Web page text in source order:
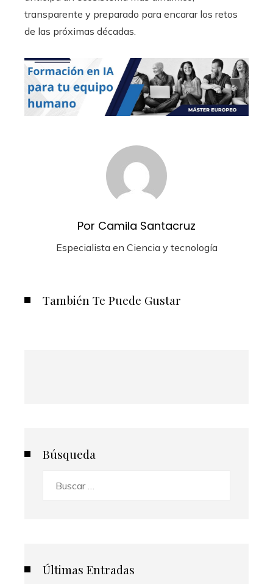
transparente y preparado para encarar los retos
de las próximas décadas.
Por Camila Santacruz
Especialista en Ciencia y tecnología
También Te Puede Gustar
Búsqueda
Últimas Entradas